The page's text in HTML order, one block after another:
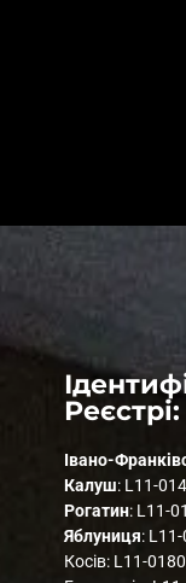
Реєстрі:
Івано-
Калуш: L11-
Рогатин: L11-
Яблуниця:
Косів: L11-